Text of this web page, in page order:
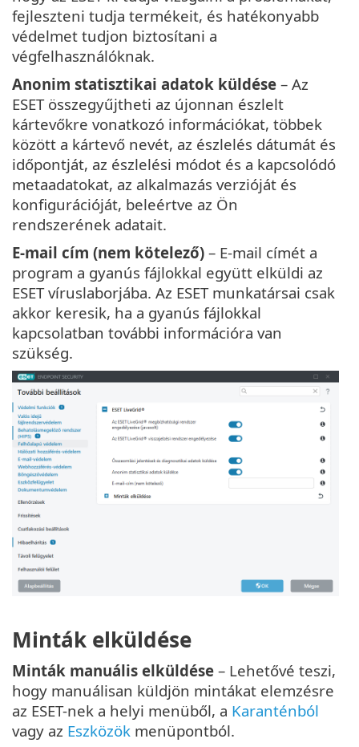
fejleszteni tudja termékeit, és hatékonyabb
védelmet tudjon biztosítani a
végfelhasználóknak.
Anonim statisztikai adatok küldése – Az
ESET összegyűjtheti az újonnan észlelt
kártevőkre vonatkozó információkat, többek
között a kártevő nevét, az észlelés dátumát és
időpontját, az észlelési módot és a kapcsolódó
metaadatokat, az alkalmazás verzióját és
konfigurációját, beleértve az Ön
rendszerének adatait.
E-mail cím (nem kötelező) – E-mail címét a
program a gyanús fájlokkal együtt elküldi az
ESET víruslaborjába. Az ESET munkatársai csak
akkor keresik, ha a gyanús fájlokkal
kapcsolatban további információra van
szükség.
Minták elküldése
Minták manuális elküldése – Lehetővé teszi,
hogy manuálisan küldjön mintákat elemzésre
az ESET-nek a helyi menüből, a Karanténból
vagy az Eszközök menüpontból.